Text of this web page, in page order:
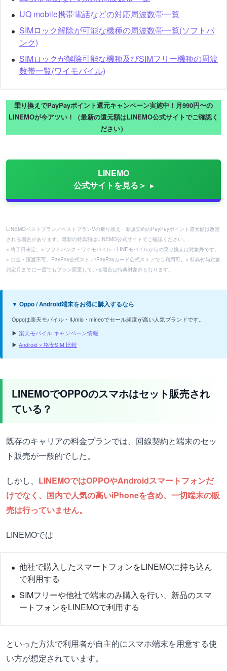
UQ mobile携帯電話などの対応周波数帯一覧
SIMロック解除が可能な機種の周波数帯一覧(ソフトバ
ンク)
SIMロックが解除可能な機種及びSIMフリー機種の周波
数帯一覧(ワイモバイル)
乗り換えでPayPayポイント還元キャンペーン実施中！月990円〜の
LINEMOが今アツい！（最新の還元額はLINEMO公式サイトでご確認く
ださい）
LINEMO
公式サイトを見る＞
LINEMOベストプラン／ベストプランVの乗り換え・新規契約のPayPayポイント還元額は改定
される場合があります。最新の特典額はLINEMO公式サイトでご確認ください。
※ 終了日未定。※ ソフトバンク・ワイモバイル・LINEモバイルからの乗り換えは対象外です。
※ 出金・譲渡不可。PayPay公式ストア/PayPayカード公式ストアでも利用可。※ 特典付与対象
判定月までに一度でもプラン変更している場合は特典対象外となります。
▼ Oppo / Android端末をお得に購入するなら
Oppoは楽天モバイル・IIJmio・mineoでセール頻度が高い人気ブランドです。
▶ 楽天モバイル キャンペーン情報
▶ Android × 格安SIM 比較
LINEMOでOPPOのスマホはセット販売され
ている？
既存のキャリアの料金プランでは、回線契約と端末のセッ
ト販売が一般的でした。
しかし、 LINEMOではOPPOやAndroidスマートフォンだ
けでなく、国内で人気の高いiPhoneを含め、一切端末の販
売は行っていません。
LINEMOでは
他社で購入したスマートフォンをLINEMOに持ち込ん
で利用する
SIMフリーや他社で端末のみ購入を行い、新品のスマ
ートフォンをLINEMOで利用する
といった方法で利用者が自主的にスマホ端末を用意する使
い方が想定されています。